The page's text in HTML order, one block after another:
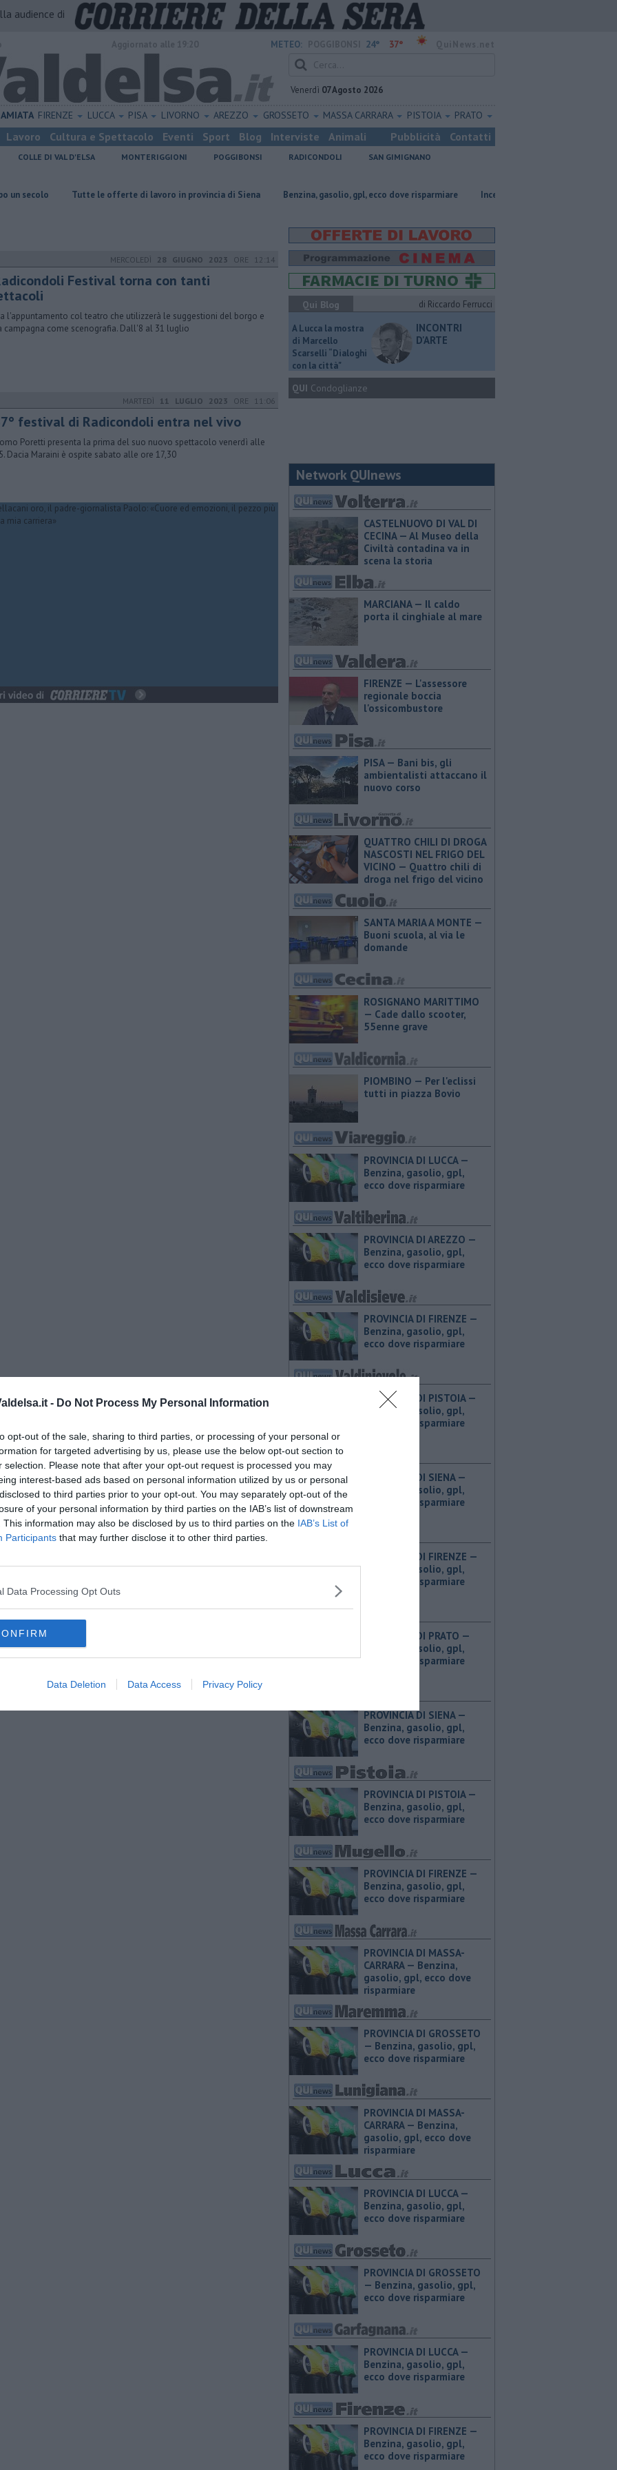
- Do Not Process My Personal Information
opt-out of the sale, sharing to third parties, or processing of your personal or
for targeted advertising by us, please use the below opt-out section to
selection. Please note that after your opt-out request is processed you may
interest-based ads based on personal information utilized by us or personal
to third parties prior to your opt-out. You may separately opt-out of the
of your personal information by third parties on the IAB’s list of downstream
This information may also be disclosed by us to third parties on the IAB’s List of
Participants that may further disclose it to other third parties.
Data Processing Opt Outs
Data Deletion Data Access Privacy Policy
audience di
METEO: 24° 37°
Venerdì 07 Agosto 2026
AMIATA FIRENZE LUCCA PISA LIVORNO AREZZO GROSSETO MASSA CARRARA PISTOIA PRATO
Lavoro Cultura e Spettacolo Eventi Sport Blog Interviste Animali Pubblicità Contatti
COLLE DI VAL D'ELSA MONTERIGGIONI POGGIBONSI RADICONDOLI
SAN GIMIGNANO
​Tutte le offerte di lavoro in provincia di Siena ​Benzina, gasolio, gpl, ecco dove risparmiare Incendi nei boschi, un'altra giornata di
MERCOLEDÌ 28 GIUGNO 2023 ORE 12:14
Festival torna con tanti
l'appuntamento col teatro che utilizzerà le suggestioni del borgo e
campagna come scenografia. Dall'8 al 31 luglio
MARTEDÌ 11 LUGLIO 2023 ORE 11:06
festival di Radicondoli entra nel vivo
Poretti presenta la prima del suo nuovo spettacolo venerdì alle
Dacia Maraini è ospite sabato alle ore 17,30
Qui Blog di Riccardo Ferrucci
A Lucca la mostra
di Marcello
Scarselli “Dialoghi
con la città"
INCONTRI
D'ARTE
QUI Condoglianze
Network QUInews
CASTELNUOVO DI VAL DI
CECINA — Al Museo della
Civiltà contadina va in
scena la storia
MARCIANA — Il caldo
porta il cinghiale al mare
FIRENZE — L'assessore
regionale boccia
l'ossicombustore
PISA — Bani bis, gli
ambientalisti attaccano il
nuovo corso
QUATTRO CHILI DI DROGA
NASCOSTI NEL FRIGO DEL
VICINO — Quattro chili di
droga nel frigo del vicino
SANTA MARIA A MONTE —
Buoni scuola, al via le
domande
ROSIGNANO MARITTIMO
— Cade dallo scooter,
55enne grave
PIOMBINO — Per l'eclissi
tutti in piazza Bovio
PROVINCIA DI LUCCA — ​
Benzina, gasolio, gpl,
ecco dove risparmiare
PROVINCIA DI AREZZO — ​
Benzina, gasolio, gpl,
ecco dove risparmiare
PROVINCIA DI FIRENZE — ​
Benzina, gasolio, gpl,
ecco dove risparmiare
PROVINCIA DI PISTOIA — ​
Benzina, gasolio, gpl,
ecco dove risparmiare
PROVINCIA DI SIENA — ​
Benzina, gasolio, gpl,
ecco dove risparmiare
PROVINCIA DI FIRENZE — ​
Benzina, gasolio, gpl,
ecco dove risparmiare
PROVINCIA DI PRATO — ​
Benzina, gasolio, gpl,
ecco dove risparmiare
PROVINCIA DI SIENA — ​
Benzina, gasolio, gpl,
ecco dove risparmiare
PROVINCIA DI PISTOIA — ​
Benzina, gasolio, gpl,
ecco dove risparmiare
PROVINCIA DI FIRENZE — ​
Benzina, gasolio, gpl,
ecco dove risparmiare
PROVINCIA DI MASSA-
CARRARA — ​Benzina,
gasolio, gpl, ecco dove
risparmiare
PROVINCIA DI GROSSETO
— ​Benzina, gasolio, gpl,
ecco dove risparmiare
PROVINCIA DI MASSA-
CARRARA — ​Benzina,
gasolio, gpl, ecco dove
risparmiare
PROVINCIA DI LUCCA — ​
Benzina, gasolio, gpl,
ecco dove risparmiare
PROVINCIA DI GROSSETO
— ​Benzina, gasolio, gpl,
ecco dove risparmiare
PROVINCIA DI LUCCA — ​
Benzina, gasolio, gpl,
ecco dove risparmiare
PROVINCIA DI FIRENZE — ​
Benzina, gasolio, gpl,
ecco dove risparmiare